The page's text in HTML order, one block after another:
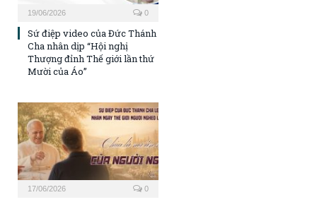
19/06/2026 0
Sứ điệp video của Đức Thánh
Cha nhân dịp “Hội nghị
Thượng đỉnh Thế giới lần thứ
Mười của Áo”
17/06/2026 0